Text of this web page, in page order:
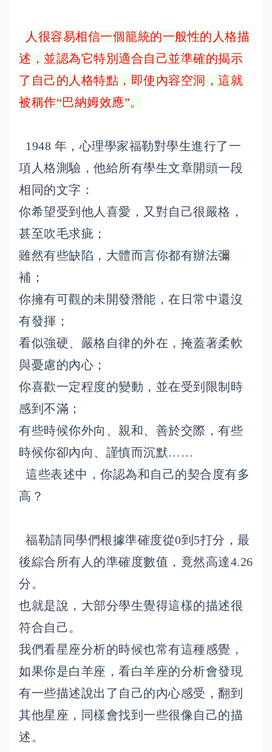
人很容易相信一個籠統的一般性的人格描
述，並認為它特別適合自己並準確的揭示
了自己的人格特點，即使內容空洞，這就
被稱作“巴納姆效應”。
1948 年，心理學家福勒對學生進行了一
項人格測驗，他給所有學生文章開頭一段
相同的文字：
你希望受到他人喜愛，又對自己很嚴格，
甚至吹毛求疵；
雖然有些缺陷，大體而言你都有辦法彌
補；
你擁有可觀的未開發潛能，在日常中還沒
有發揮；
看似強硬、嚴格自律的外在，掩蓋著柔軟
與憂慮的內心；
你喜歡一定程度的變動，並在受到限制時
感到不滿；
有些時候你外向、親和、善於交際，有些
時候你卻內向、謹慎而沉默……
這些表述中，你認為和自己的契合度有多
高？
福勒請同學們根據準確度從0到5打分，最
後綜合所有人的準確度數值，竟然高達4.26
分。
也就是說，大部分學生覺得這樣的描述很
符合自己。
我們看星座分析的時候也常有這種感覺，
如果你是白羊座，看白羊座的分析會發現
有一些描述說出了自己的內心感受，翻到
其他星座，同樣會找到一些很像自己的描
述。